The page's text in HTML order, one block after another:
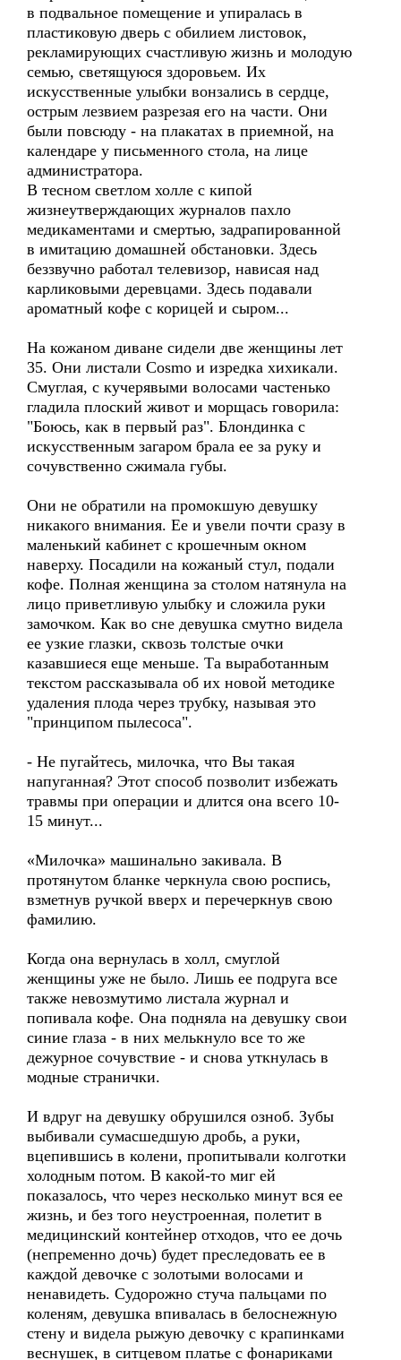
в подвальное помещение и упиралась в
пластиковую дверь с обилием листовок,
рекламирующих счастливую жизнь и молодую
семью, светящуюся здоровьем. Их
искусственные улыбки вонзались в сердце,
острым лезвием разрезая его на части. Они
были повсюду - на плакатах в приемной, на
календаре у письменного стола, на лице
администратора.
В тесном светлом холле с кипой
жизнеутверждающих журналов пахло
медикаментами и смертью, задрапированной
в имитацию домашней обстановки. Здесь
беззвучно работал телевизор, нависая над
карликовыми деревцами. Здесь подавали
ароматный кофе с корицей и сыром...
На кожаном диване сидели две женщины лет
35. Они листали Cosmo и изредка хихикали.
Смуглая, с кучерявыми волосами частенько
гладила плоский живот и морщась говорила:
"Боюсь, как в первый раз". Блондинка с
искусственным загаром брала ее за руку и
сочувственно сжимала губы.
Они не обратили на промокшую девушку
никакого внимания. Ее и увели почти сразу в
маленький кабинет с крошечным окном
наверху. Посадили на кожаный стул, подали
кофе. Полная женщина за столом натянула на
лицо приветливую улыбку и сложила руки
замочком. Как во сне девушка смутно видела
ее узкие глазки, сквозь толстые очки
казавшиеся еще меньше. Та выработанным
текстом рассказывала об их новой методике
удаления плода через трубку, называя это
"принципом пылесоса".
- Не пугайтесь, милочка, что Вы такая
напуганная? Этот способ позволит избежать
травмы при операции и длится она всего 10-
15 минут...
«Милочка» машинально закивала. В
протянутом бланке черкнула свою роспись,
взметнув ручкой вверх и перечеркнув свою
фамилию.
Когда она вернулась в холл, смуглой
женщины уже не было. Лишь ее подруга все
также невозмутимо листала журнал и
попивала кофе. Она подняла на девушку свои
синие глаза - в них мелькнуло все то же
дежурное сочувствие - и снова уткнулась в
модные странички.
И вдруг на девушку обрушился озноб. Зубы
выбивали сумасшедшую дробь, а руки,
вцепившись в колени, пропитывали колготки
холодным потом. В какой-то миг ей
показалось, что через несколько минут вся ее
жизнь, и без того неустроенная, полетит в
медицинский контейнер отходов, что ее дочь
(непременно дочь) будет преследовать ее в
каждой девочке с золотыми волосами и
ненавидеть. Судорожно стуча пальцами по
коленям, девушка впивалась в белоснежную
стену и видела рыжую девочку с крапинками
веснушек, в ситцевом платье с фонариками